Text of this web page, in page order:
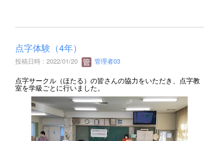
点字体験（4年）
投稿日時 : 2022/01/20 管理者03
点字サークル（ほたる）の皆さんの協力をいただき、点字教
室を学級ごとに行いました。